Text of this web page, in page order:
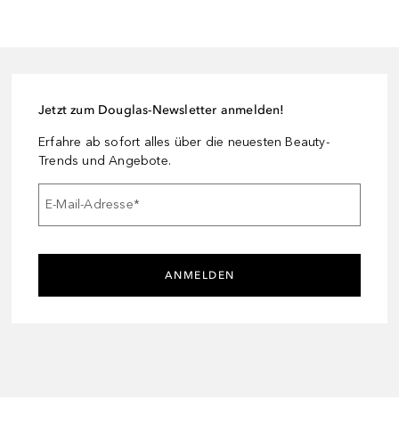
Jetzt zum Douglas-Newsletter anmelden!
Erfahre ab sofort alles über die neuesten Beauty-
Trends und Angebote.
E-Mail-Adresse*
ANMELDEN